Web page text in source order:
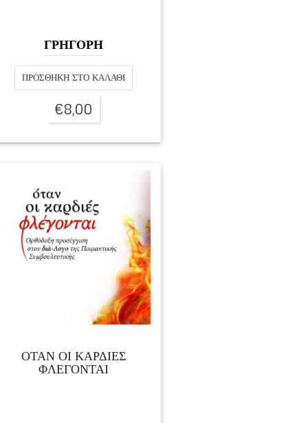
ΓΡΗΓΟΡΗ
ΠΡΟΣΘΉΚΗ ΣΤΟ ΚΑΛΆΘΙ
€8,00
ΟΤΑΝ ΟΙ ΚΑΡΔΙΕΣ
ΦΛΕΓΟΝΤΑΙ